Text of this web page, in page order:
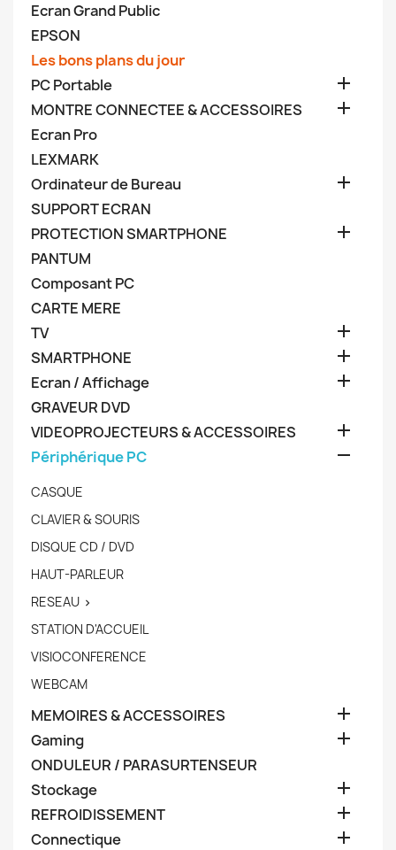
Ecran Grand Public
EPSON
Les bons plans du jour
PC Portable

MONTRE CONNECTEE & ACCESSOIRES 
Ecran Pro
LEXMARK
Ordinateur de Bureau

SUPPORT ECRAN
PROTECTION SMARTPHONE

PANTUM
Composant PC
CARTE MERE
TV

SMARTPHONE 
Ecran / Affichage 
GRAVEUR DVD
VIDEOPROJECTEURS & ACCESSOIRES

Périphérique PC 
CASQUE
CLAVIER & SOURIS
DISQUE CD / DVD
HAUT-PARLEUR
RESEAU 
STATION D'ACCUEIL
VISIOCONFERENCE
WEBCAM
MEMOIRES & ACCESSOIRES 
Gaming 
ONDULEUR / PARASURTENSEUR
Stockage

REFROIDISSEMENT 
Connectique 